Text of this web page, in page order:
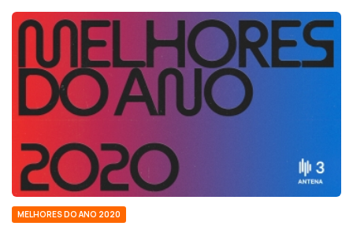
MELHORES DO ANO 2020